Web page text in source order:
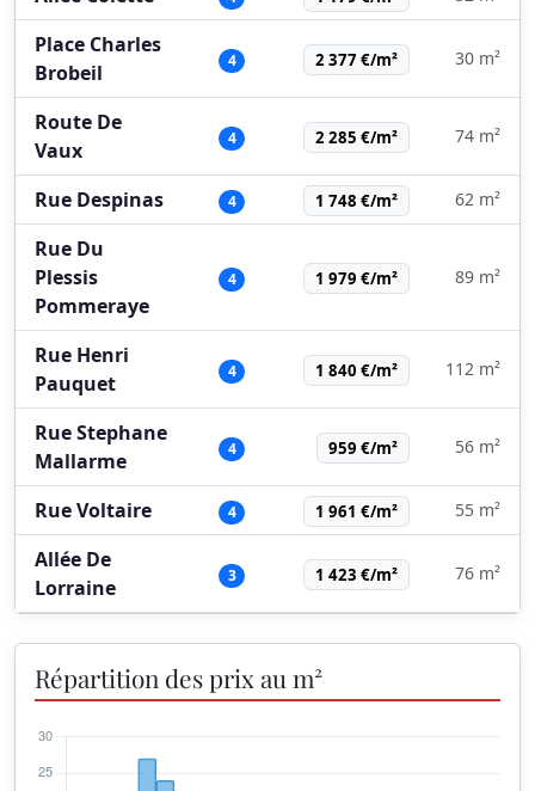
Place Charles
Brobeil
4 2 377 €/m² 30 m²
Route De
Vaux
4 2 285 €/m² 74 m²
Rue Despinas 4 1 748 €/m² 62 m²
Rue Du
Plessis
Pommeraye
4 1 979 €/m² 89 m²
Rue Henri
Pauquet
4 1 840 €/m² 112 m²
Rue Stephane
Mallarme
4 959 €/m² 56 m²
Rue Voltaire 4 1 961 €/m² 55 m²
Allée De
Lorraine
3 1 423 €/m² 76 m²
Répartition des prix au m²